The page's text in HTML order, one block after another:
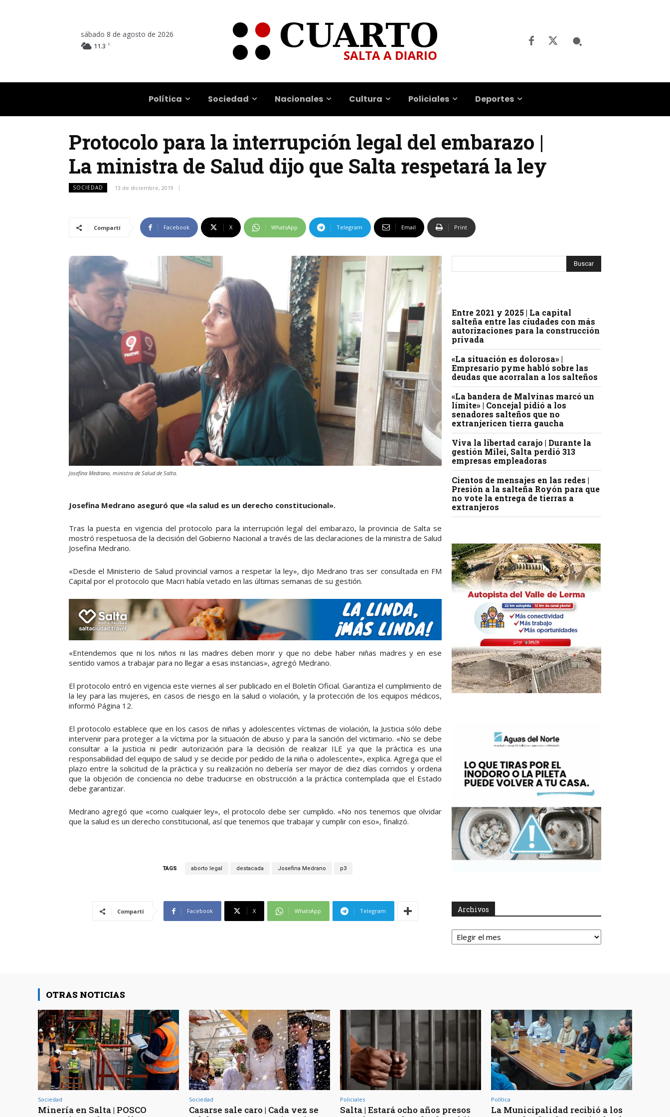
sábado 8 de agosto de 2026
11.3 C
Política Sociedad Nacionales Cultura Policiales Deportes
Protocolo para la interrupción legal del embarazo |
La ministra de Salud dijo que Salta respetará la ley
SOCIEDAD 13 de diciembre, 2019
Compartí Facebook X WhatsApp Telegram Email Print
Josefina Medrano, ministra de Salud de Salta.
Josefina Medrano aseguró que «la salud es un derecho constitucional».
Tras la puesta en vigencia del protocolo para la interrupción legal del embarazo, la provincia de Salta se
mostró respetuosa de la decisión del Gobierno Nacional a través de las declaraciones de la ministra de Salud
Josefina Medrano.
«Desde el Ministerio de Salud provincial vamos a respetar la ley», dijo Medrano tras ser consultada en FM
Capital por el protocolo que Macri había vetado en las últimas semanas de su gestión.
«Entendemos que ni los niños ni las madres deben morir y que no debe haber niñas madres y en ese
sentido vamos a trabajar para no llegar a esas instancias», agregó Medrano.
El protocolo entró en vigencia este viernes al ser publicado en el Boletín Oficial. Garantiza el cumplimiento de
la ley para las mujeres, en casos de riesgo en la salud o violación, y la protección de los equipos médicos,
informó Página 12.
El protocolo establece que en los casos de niñas y adolescentes víctimas de violación, la Justicia sólo debe
intervenir para proteger a la víctima por la situación de abuso y para la sanción del victimario. «No se debe
consultar a la justicia ni pedir autorización para la decisión de realizar ILE ya que la práctica es una
responsabilidad del equipo de salud y se decide por pedido de la niña o adolescente», explica. Agrega que el
plazo entre la solicitud de la práctica y su realización no debería ser mayor de diez días corridos y ordena
que la objeción de conciencia no debe traducirse en obstrucción a la práctica contemplada que el Estado
debe garantizar.
Medrano agregó que «como cualquier ley», el protocolo debe ser cumplido. «No nos tenemos que olvidar
que la salud es un derecho constitucional, así que tenemos que trabajar y cumplir con eso», finalizó.
TAGS aborto legal destacada Josefina Medrano p3
Compartí Facebook X WhatsApp Telegram
Entre 2021 y 2025 | La capital
salteña entre las ciudades con más
autorizaciones para la construcción
privada
«La situación es dolorosa» |
Empresario pyme habló sobre las
deudas que acorralan a los salteños
«La bandera de Malvinas marcó un
límite» | Concejal pidió a los
senadores salteños que no
extranjericen tierra gaucha
Viva la libertad carajo | Durante la
gestión Milei, Salta perdió 313
empresas empleadoras
Cientos de mensajes en las redes |
Presión a la salteña Royón para que
no vote la entrega de tierras a
extranjeros
Archivos
Archivos
OTRAS NOTICIAS
Sociedad
Minería en Salta | POSCO
Sociedad
Casarse sale caro | Cada vez se
Policiales
Salta | Estará ocho años presos
Política
La Municipalidad recibió a los